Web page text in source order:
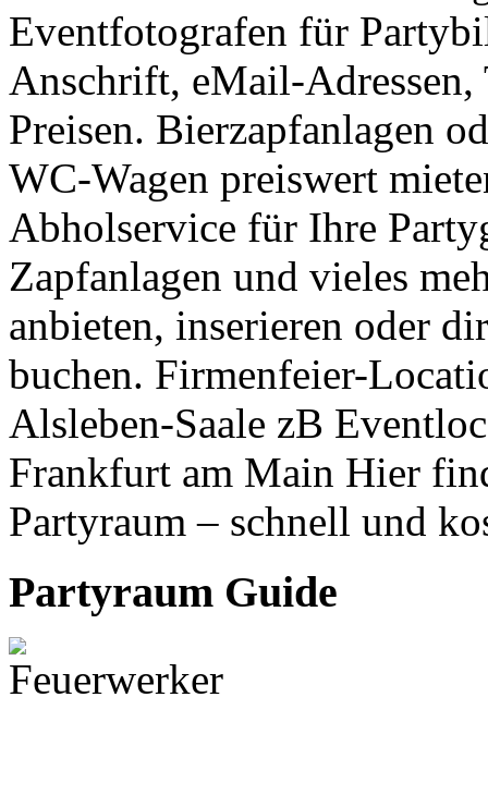
Eventfotografen für
Anschrift, eMail-
Preisen. Bierzapfanlagen
WC-Wagen preiswert
Abholservice für Ihre
Zapfanlagen und vieles
anbieten, inserieren oder
buchen. Firmenfeier-
Alsleben-Saale zB
Frankfurt am Main Hier
Partyraum – schnell und
Partyraum Guide